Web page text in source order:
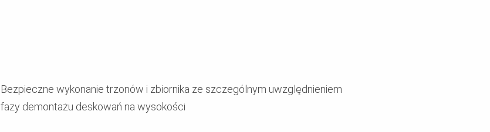
Bezpieczne wykonanie trzonów i zbiornika ze szczególnym uwzględnieniem
fazy demontażu deskowań na wysokości